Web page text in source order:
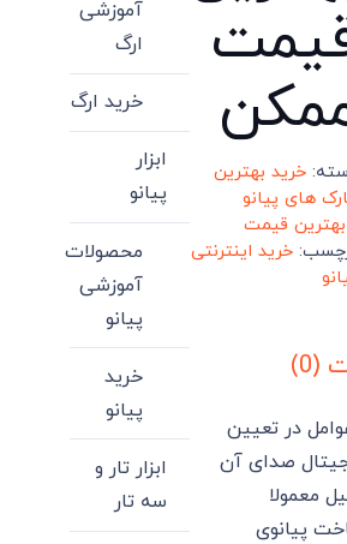
خرید بهترین
های پیانو
قیمت
خرید اینترنتی
(0)
در تعیین
صدای آن
معمولا
پیانوی
آموزشی
ارگ
خرید ارگ
ابزار
پیانو
محصولات
آموزشی
پیانو
خرید
پیانو
ابزار تار و
سه تار